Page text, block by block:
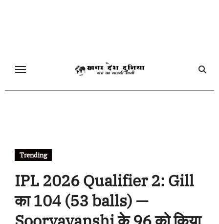
Trending
IPL 2026 Qualifier 2: Gill
का 104 (53 balls) —